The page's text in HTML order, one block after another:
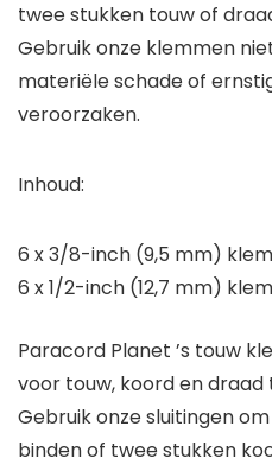
twee stukken touw of
Gebruik onze klemmen
materiële schade of
veroorzaken.
Inhoud:
6 x 3/8-inch (9,5 mm)
6 x 1/2-inch (12,7 mm)
Paracord Planet ’s touw
voor touw, koord en draad
Gebruik onze sluitingen
binden of twee stukken